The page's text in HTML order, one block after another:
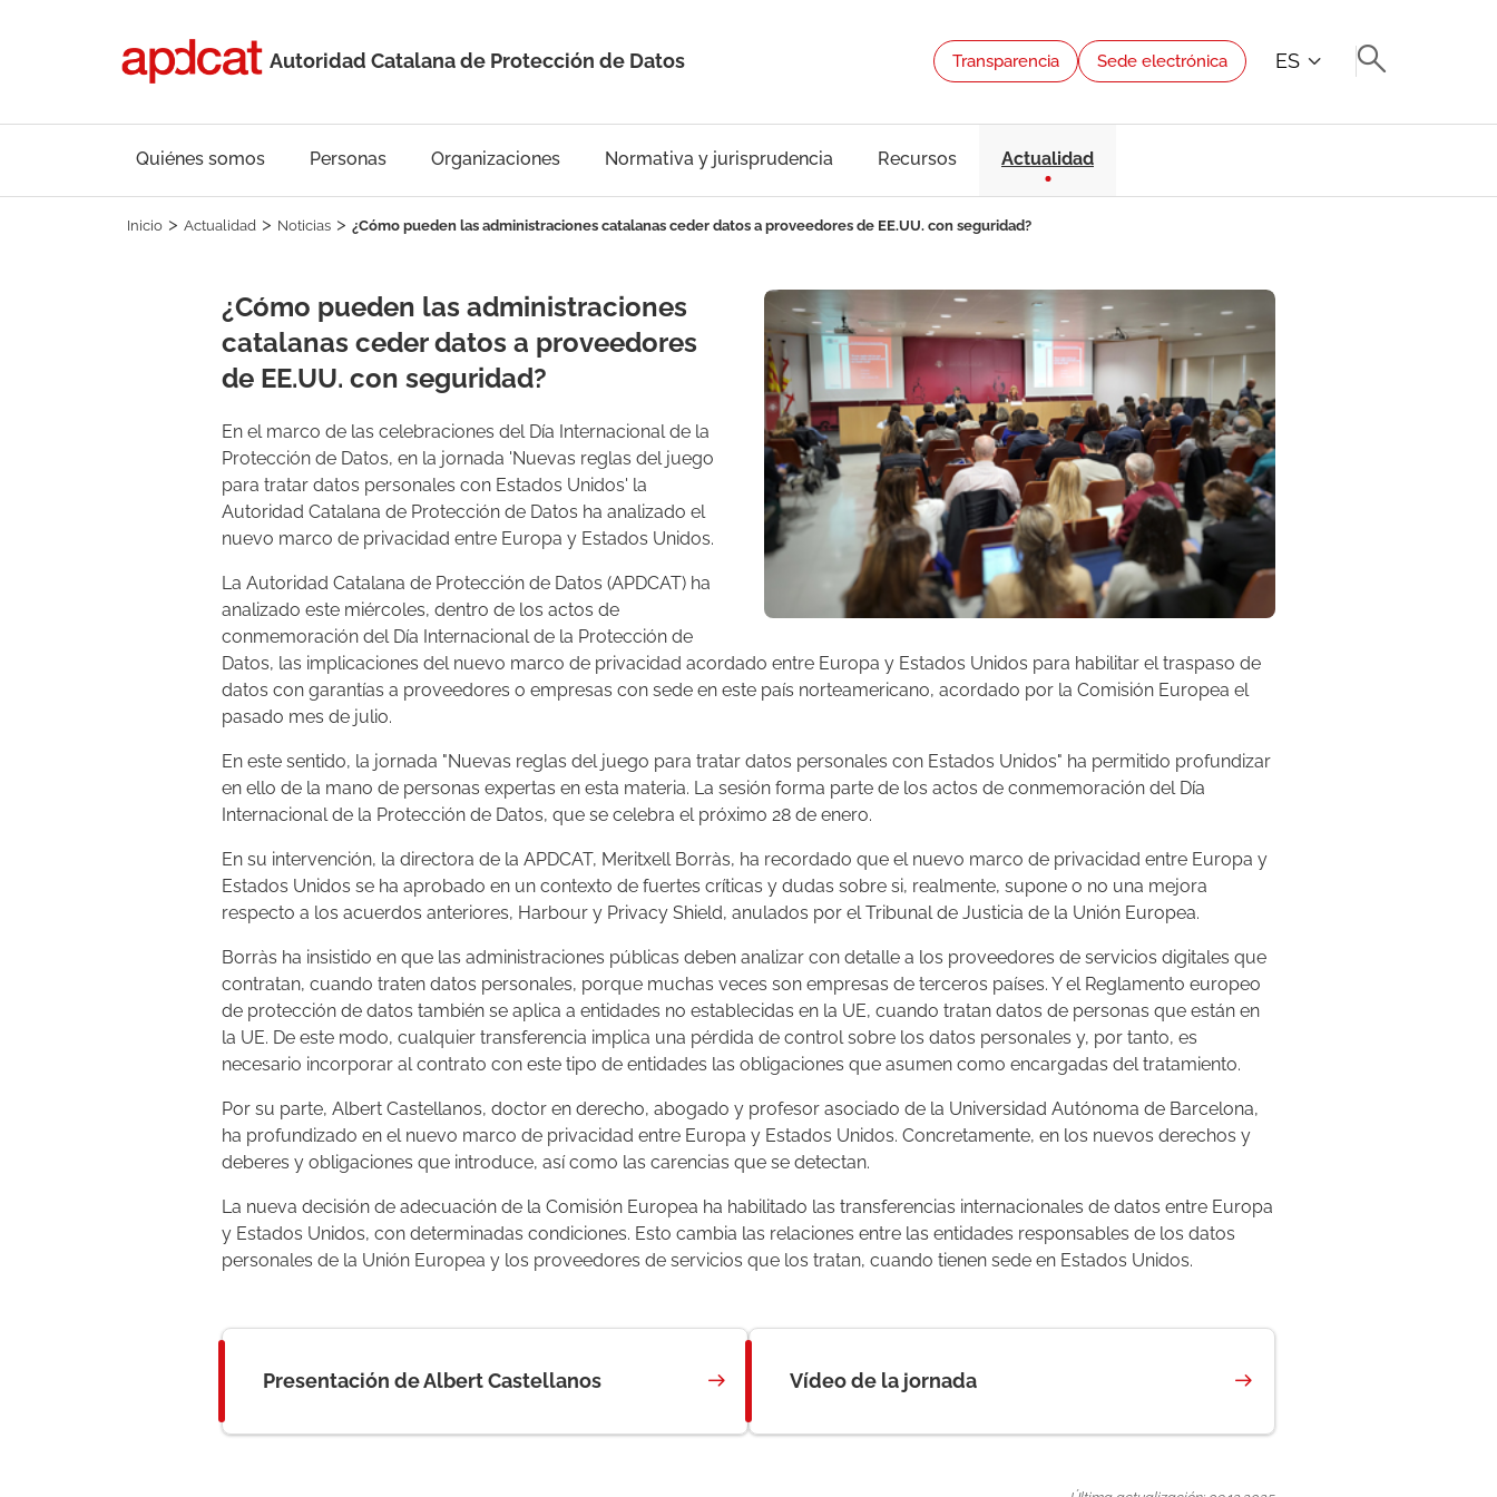
Autoridad Catalana de Protección de Datos Transparencia Sede electrónica ES
Quiénes somos Personas Organizaciones Normativa y jurisprudencia Recursos Actualidad
Inicio Actualidad Noticias ¿Cómo pueden las administraciones catalanas ceder datos a proveedores de EE.UU. con seguridad?
¿Cómo pueden las administraciones
catalanas ceder datos a proveedores
de EE.UU. con seguridad?
En el marco de las celebraciones del Día Internacional de la
Protección de Datos, en la jornada 'Nuevas reglas del juego
para tratar datos personales con Estados Unidos' la
Autoridad Catalana de Protección de Datos ha analizado el
nuevo marco de privacidad entre Europa y Estados Unidos.
La Autoridad Catalana de Protección de Datos (APDCAT) ha
analizado este miércoles, dentro de los actos de
conmemoración del Día Internacional de la Protección de
Datos, las implicaciones del nuevo marco de privacidad acordado entre Europa y Estados Unidos para habilitar el traspaso de
datos con garantías a proveedores o empresas con sede en este país norteamericano, acordado por la Comisión Europea el
pasado mes de julio.
En este sentido, la jornada "Nuevas reglas del juego para tratar datos personales con Estados Unidos" ha permitido profundizar
en ello de la mano de personas expertas en esta materia. La sesión forma parte de los actos de conmemoración del Día
Internacional de la Protección de Datos, que se celebra el próximo 28 de enero.
En su intervención, la directora de la APDCAT, Meritxell Borràs, ha recordado que el nuevo marco de privacidad entre Europa y
Estados Unidos se ha aprobado en un contexto de fuertes críticas y dudas sobre si, realmente, supone o no una mejora
respecto a los acuerdos anteriores, Harbour y Privacy Shield, anulados por el Tribunal de Justicia de la Unión Europea.
Borràs ha insistido en que las administraciones públicas deben analizar con detalle a los proveedores de servicios digitales que
contratan, cuando traten datos personales, porque muchas veces son empresas de terceros países. Y el Reglamento europeo
de protección de datos también se aplica a entidades no establecidas en la UE, cuando tratan datos de personas que están en
la UE. De este modo, cualquier transferencia implica una pérdida de control sobre los datos personales y, por tanto, es
necesario incorporar al contrato con este tipo de entidades las obligaciones que asumen como encargadas del tratamiento.
Por su parte, Albert Castellanos, doctor en derecho, abogado y profesor asociado de la Universidad Autónoma de Barcelona,
ha profundizado en el nuevo marco de privacidad entre Europa y Estados Unidos. Concretamente, en los nuevos derechos y
deberes y obligaciones que introduce, así como las carencias que se detectan.
La nueva decisión de adecuación de la Comisión Europea ha habilitado las transferencias internacionales de datos entre Europa
y Estados Unidos, con determinadas condiciones. Esto cambia las relaciones entre las entidades responsables de los datos
personales de la Unión Europea y los proveedores de servicios que los tratan, cuando tienen sede en Estados Unidos.
Presentación de Albert Castellanos Vídeo de la jornada